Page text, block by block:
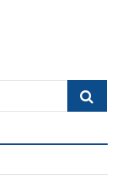
Buscar